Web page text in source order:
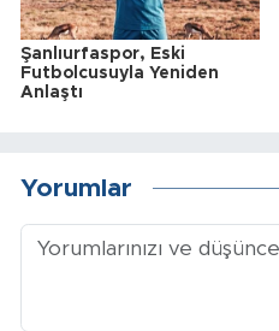
Şanlıurfaspor, Eski
Futbolcusuyla Yeniden
Anlaştı
Yorumlar